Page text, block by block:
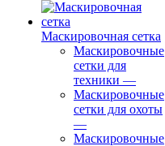
Маскировочная сетка
Маскировочные
сетки для
техники —
Маскировочные
сетки для охоты
—
Маскировочные